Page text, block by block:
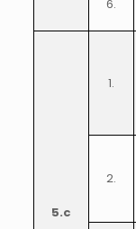
6.
5.c
1.
2.